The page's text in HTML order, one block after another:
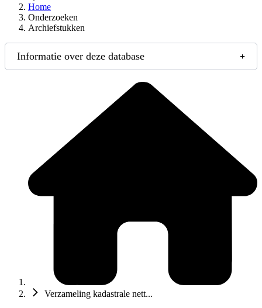
Home
Onderzoeken
Archiefstukken
Informatie over deze database
Verzameling kadastrale nett...